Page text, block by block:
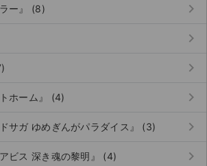
ー』 (8) keyboard_arrow_right
keyboard_arrow_right
keyboard_arrow_right
ホーム』 (4) keyboard_arrow_right
サガ ゆめぎんがパラダイス』 (3) keyboard_arrow_right
ビス 深き魂の黎明』 (4) keyboard_arrow_right